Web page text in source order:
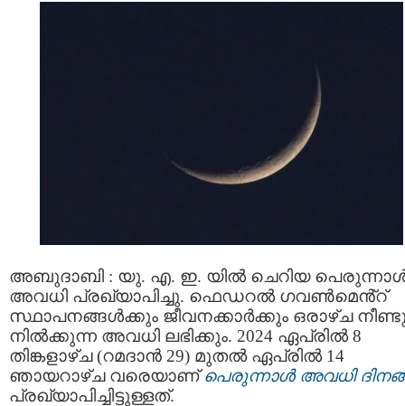
അബുദാബി : യു. എ. ഇ. യിൽ ചെറിയ
അവധി പ്രഖ്യാപിച്ചു. ഫെഡറല്‍ ഗവണ്‍മെൻ്റ്
സ്ഥാപനങ്ങള്‍ക്കും ജീവനക്കാര്‍ക്കും ഒരാഴ്ച
നിൽക്കുന്ന അവധി ലഭിക്കും. 2024 ഏപ്രിൽ 8
തിങ്കളാഴ്ച (റമദാൻ 29) മുതൽ ഏപ്രിൽ 14
ഞായറാഴ്ച വരെയാണ്പെരുന്നാൾ അവധി
പ്രഖ്യാപിച്ചിട്ടുള്ളത്.